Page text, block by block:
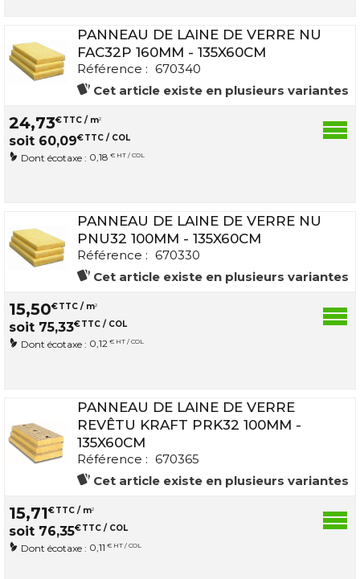
PANNEAU DE LAINE DE VERRE NU
FAC32P 160MM - 135X60CM
Référence : 670340
Cet article existe en plusieurs variantes
24,73€TTC / m2
soit 60,09€TTC / COL
Dont écotaxe : 0,18 € HT / COL
PANNEAU DE LAINE DE VERRE NU
PNU32 100MM - 135X60CM
Référence : 670330
Cet article existe en plusieurs variantes
15,50€TTC / m2
soit 75,33€TTC / COL
Dont écotaxe : 0,12 € HT / COL
PANNEAU DE LAINE DE VERRE
REVÊTU KRAFT PRK32 100MM -
135X60CM
Référence : 670365
Cet article existe en plusieurs variantes
15,71€TTC / m2
soit 76,35€TTC / COL
Dont écotaxe : 0,11 € HT / COL